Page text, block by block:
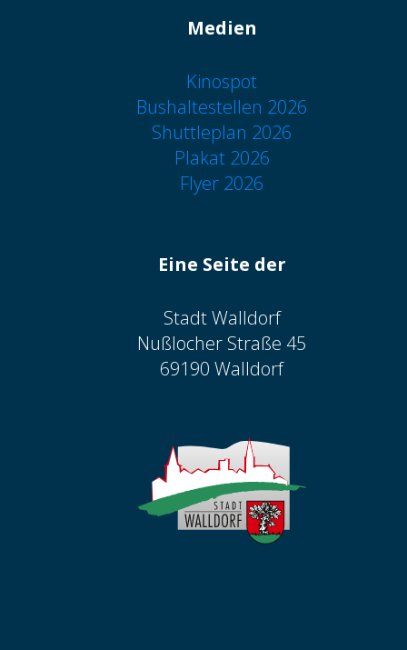
Medien
Kinospot
Bushaltestellen 2026
Shuttleplan 2026
Plakat 2026
Flyer 2026
Eine Seite der
Stadt Walldorf
Nußlocher Straße 45
69190 Walldorf